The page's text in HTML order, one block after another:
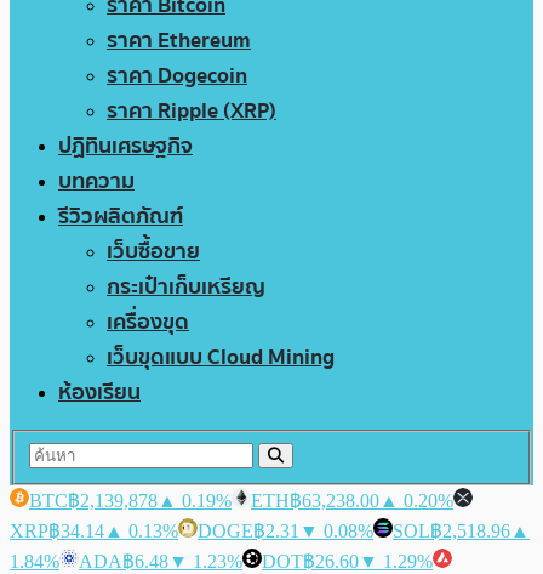
ราคา Ethereum
ราคา Dogecoin
ราคา Ripple (XRP)
ปฏิทินเศรษฐกิจ
บทความ
รีวิวผลิตภัณฑ์
เว็บซื้อขาย
กระเป๋าเก็บเหรียญ
เครื่องขุด
เว็บขุดแบบ Cloud Mining
ห้องเรียน
BTC฿2,139,878 ▲ 0.19% ETH฿63,238.00 ▲ 0.20%
XRP฿34.14 ▲ 0.13% DOGE฿2.31 ▼ 0.08% SOL฿2,518.96 ▲
1.84%
ADA฿6.48▼ 1.23% DOT฿26.60▼ 1.29%